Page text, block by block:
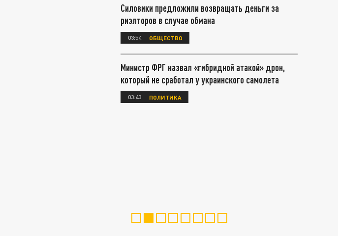
Силовики предложили возвращать деньги за
риэлторов в случае обмана
03:54 ОБЩЕСТВО
Министр ФРГ назвал «гибридной атакой» дрон,
который не сработал у украинского самолета
03:43 ПОЛИТИКА